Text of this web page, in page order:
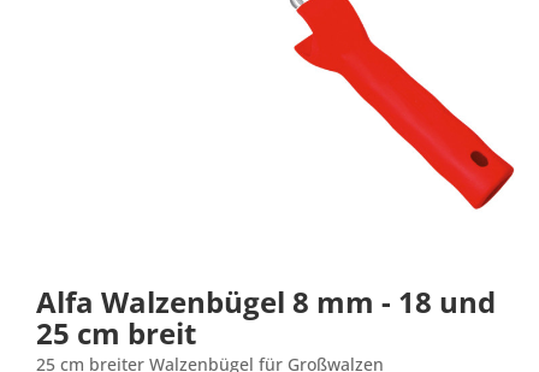
Alfa Walzenbügel 8 mm - 18 und
25 cm breit
25 cm breiter Walzenbügel für Großwalzen